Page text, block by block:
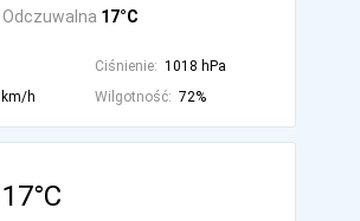
Odczuwalna 17°C
Ciśnienie: 1018 hPa
h Wilgotność: 72%
17°C